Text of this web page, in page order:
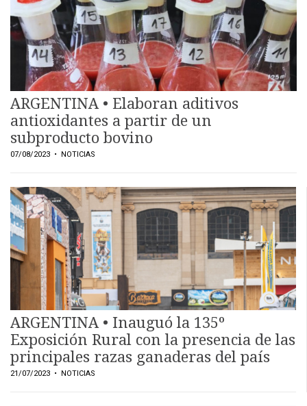
ARGENTINA • Elaboran aditivos
antioxidantes a partir de un
subproducto bovino
07/08/2023 • NOTICIAS
ARGENTINA • Inauguó la 135º
Exposición Rural con la presencia de las
principales razas ganaderas del país
21/07/2023 • NOTICIAS